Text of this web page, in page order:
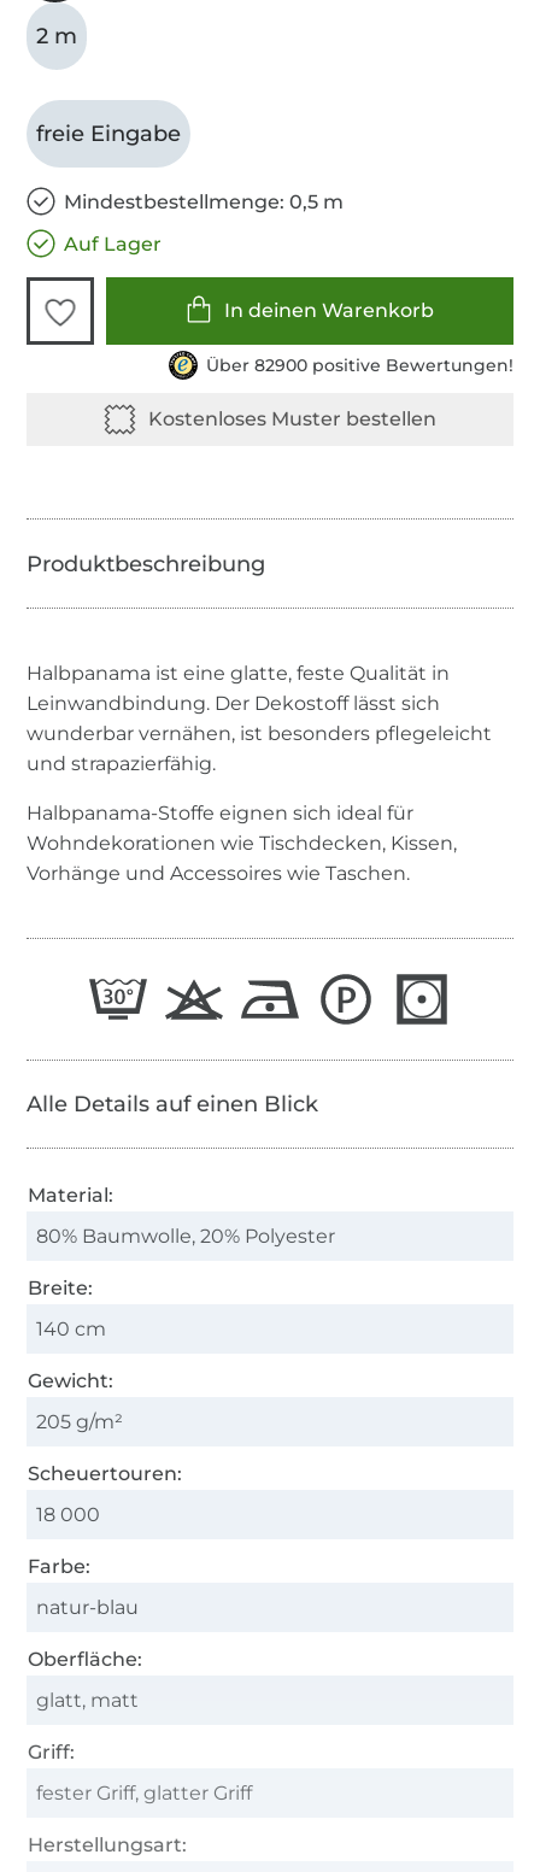
2 m
freie Eingabe
Mindestbestellmenge: 0,5 m
Auf Lager
In deinen Warenkorb
Über 82900 positive Bewertungen!
Halbpanama ist eine glatte, feste Qualität in
Leinwandbindung. Der Dekostoff lässt sich
wunderbar vernähen, ist besonders pflegeleicht
und strapazierfähig.
Halbpanama-Stoffe eignen sich ideal für
Wohndekorationen wie Tischdecken, Kissen,
Vorhänge und Accessoires wie Taschen.
Alle Details auf einen Blick
Material:
80% Baumwolle, 20% Polyester
Breite:
140 cm
Gewicht:
205 g/m²
Scheuertouren:
18 000
Farbe:
natur-blau
Oberfläche:
glatt, matt
Griff:
fester Griff, glatter Griff
Herstellungsart: